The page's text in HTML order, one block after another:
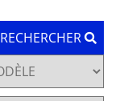
RECHERCHER